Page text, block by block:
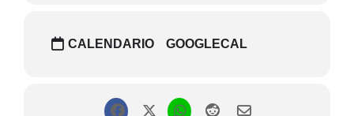
CALENDARIO GOOGLECAL